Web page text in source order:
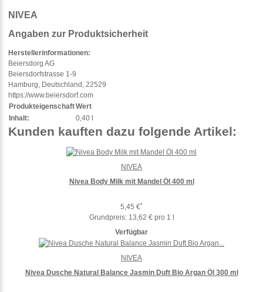
NIVEA
Angaben zur Produktsicherheit
Herstellerinformationen:
Beiersdorg AG
Beiersdorfstrasse 1-9
Hamburg, Deutschland, 22529
https://www.beiersdorf.com
ProdukteigenschaftWert
Inhalt:
0,40 l
Kunden kauften dazu folgende Artikel:
Nivea Body Milk mit Mandel Öl 400 ml
5,45 €*
Grundpreis: 13,62 € pro 1 l
Verfügbar
NIVEA
Nivea Dusche Natural Balance Jasmin Duft Bio Argan Öl 300 ml
NIVEA